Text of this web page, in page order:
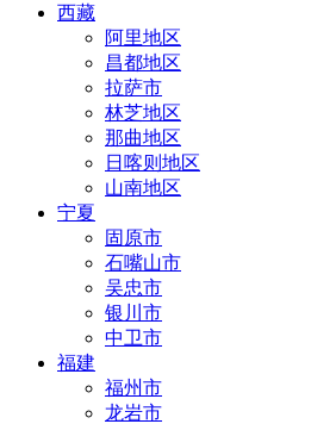
西藏
阿里地区
昌都地区
拉萨市
林芝地区
那曲地区
日喀则地区
山南地区
宁夏
固原市
石嘴山市
吴忠市
银川市
中卫市
福建
福州市
龙岩市